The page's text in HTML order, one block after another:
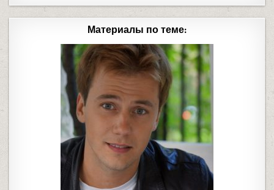
Материалы по теме: